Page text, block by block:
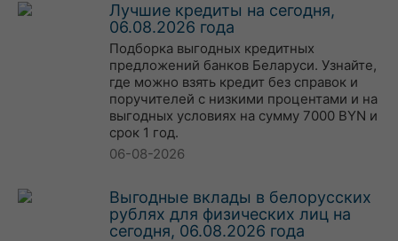
Лучшие кредиты на сегодня,
06.08.2026 года
Подборка выгодных кредитных
предложений банков Беларуси. Узнайте,
где можно взять кредит без справок и
поручителей с низкими процентами и на
выгодных условиях на сумму 7000 BYN и
срок 1 год.
06-08-2026
Выгодные вклады в белорусских
рублях для физических лиц на
сегодня, 06.08.2026 года